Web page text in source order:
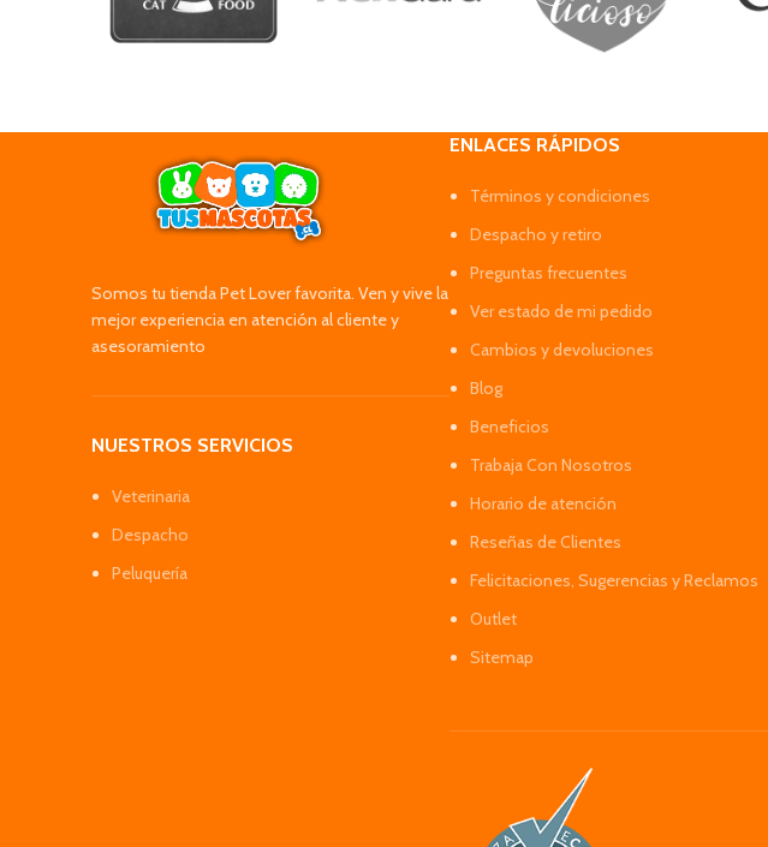
Somos tu tienda Pet Lover favorita. Ven y vive la
mejor experiencia en atención al cliente y
asesoramiento
NUESTROS SERVICIOS
Veterinaria
Despacho
Peluquería
ENLACES RÁPIDOS
Términos y condiciones
Despacho y retiro
Preguntas frecuentes
Ver estado de mi pedido
Cambios y devoluciones
Blog
Beneficios
Trabaja Con Nosotros
Horario de atención
Reseñas de Clientes
Felicitaciones, Sugerencias y Reclamos
Outlet
Sitemap